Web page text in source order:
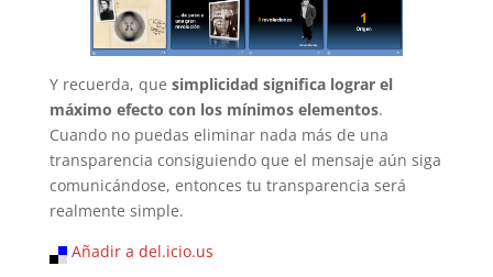
Y recuerda, que simplicidad significa lograr el
máximo efecto con los mínimos elementos.
Cuando no puedas eliminar nada más de una
transparencia consiguiendo que el mensaje aún siga
comunicándose, entonces tu transparencia será
realmente simple.
Añadir a del.icio.us